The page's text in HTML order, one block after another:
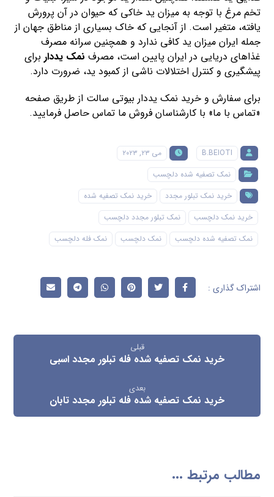
تخم مرغ با توجه به میزان ید خاکی که حیوان در آن پرورش
یافته، متغیر است. از آنجایی که خاک بسیاری از مناطق جهان از
جمله ایران میزان ید کافی ندارد و همچنین سرانه مصرف
غذاهای دریایی در ایران پایین است، مصرف نمک یددار برای
پیشگیری و کنترل اختلالات ناشی از کمبود ید، ضرورت دارد.
برای سفارش و خرید نمک یددار بیوتی سالت از طریق صفحه
«تماس با ما» با کارشناسان فروش ما تماس حاصل فرمایید.
B.BEIOTI
می ۲۳, ۲۰۲۳
نمک تصفیه شده دلچسب
خرید نمک تبلور مجدد
خرید نمک تصفیه شده
خرید نمک دلچسب
نمک تبلور مجدد دلچسب
نمک تصفیه شده دلچسب
نمک دلچسب نمک فله دلچسب
قبلی
خرید نمک تصفیه شده فله تبلور مجدد اسبی
بعدی
خرید نمک تصفیه شده فله تبلور مجدد تابان
مطالب مرتبط ...